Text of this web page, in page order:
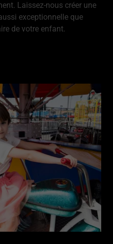
Laissez-nous créer une
exceptionnelle que
de votre enfant.